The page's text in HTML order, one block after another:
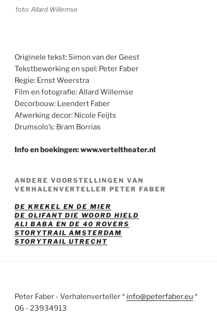
foto: Allard Willemse
Originele tekst: Simon van der Geest
Tekstbewerking en spel: Peter Faber
Regie: Ernst Weerstra
Film en fotografie: Allard Willemse
Decorbouw: Leendert Faber
Afwerking decor: Nicole Feijts
Drumsolo’s: Bram Borrias
Info en boekingen: www.verteltheater.nl
ANDERE VOORSTELLINGEN VAN
VERHALENVERTELLER PETER FABER
DE KREKEL EN DE MIER
DE OLIFANT DIE WOORD HIELD
ALI BABA EN DE 40 ROVERS
STORYTRAIL AMSTERDAM
STORYTRAIL UTRECHT
Peter Faber - Verhalenverteller * info@peterfaber.eu *
06 - 23934913